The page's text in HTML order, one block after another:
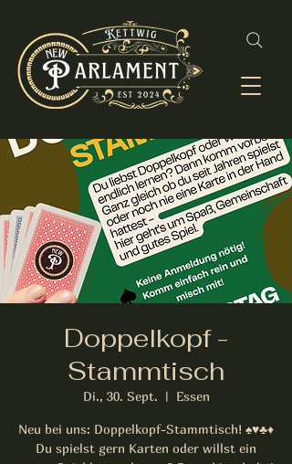
Doppelkopf -
Stammtisch
Di., 30. Sept.
  |
Essen
Neu bei uns: Doppelkopf-Stammtisch! ♠️♥️♣️♦️
Du spielst gern Karten oder willst ein